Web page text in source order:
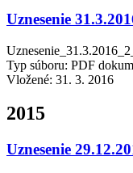
Uznesenie
Typ súboru: PDF
Vložené: 31. 3. 2016
2015
Uznesenie